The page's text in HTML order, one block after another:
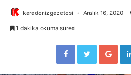
karadenizgazetesi Aralık 16, 2020
1 dakika okuma süresi
FacebookTwitter